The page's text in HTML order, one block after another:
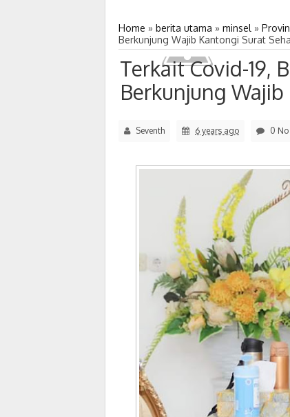
Home » berita utama » minsel »
Berkunjung Wajib Kantongi Surat
Terkait Covid-19,
Berkunjung
Seventh 6 years ago 0